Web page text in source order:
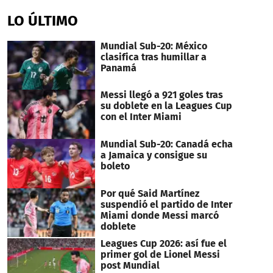
of
18
17
seconds
LO ÚLTIMO
Mundial Sub-20: México
clasifica tras humillar a
Panamá
Messi llegó a 921 goles tras
su doblete en la Leagues Cup
con el Inter Miami
Mundial Sub-20: Canadá echa
a Jamaica y consigue su
boleto
Por qué Said Martínez
suspendió el partido de Inter
Miami donde Messi marcó
doblete
Leagues Cup 2026: así fue el
primer gol de Lionel Messi
post Mundial